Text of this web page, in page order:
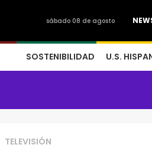
sábado 08 de agosto
SOSTENIBILIDAD U.S.
TELEVISIÓN